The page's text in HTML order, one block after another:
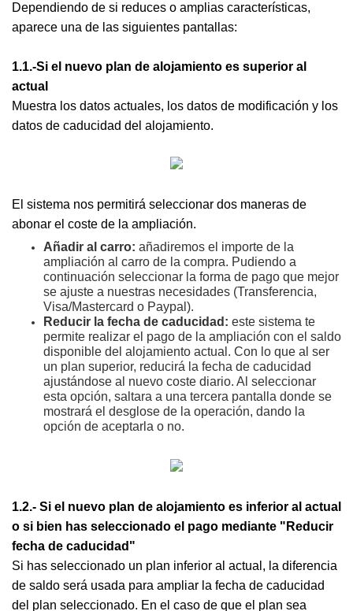
Dependiendo de si reduces o amplias características,
aparece una de las siguientes pantallas:
1.1.-Si el nuevo plan de alojamiento es superior al
actual
Muestra los datos actuales, los datos de modificación y los
datos de caducidad del alojamiento.
El sistema nos permitirá seleccionar dos maneras de
abonar el coste de la ampliación.
Añadir al carro: añadiremos el importe de la
ampliación al carro de la compra. Pudiendo a
continuación seleccionar la forma de pago que mejor
se ajuste a nuestras necesidades (Transferencia,
Visa/Mastercard o Paypal).
Reducir la fecha de caducidad: este sistema te
permite realizar el pago de la ampliación con el saldo
disponible del alojamiento actual. Con lo que al ser
un plan superior, reducirá la fecha de caducidad
ajustándose al nuevo coste diario. Al seleccionar
esta opción, saltara a una tercera pantalla donde se
mostrará el desglose de la operación, dando la
opción de aceptarla o no.
1.2.- Si el nuevo plan de alojamiento es inferior al actual
o si bien has seleccionado el pago mediante "Reducir
fecha de caducidad"
Si has seleccionado un plan inferior al actual, la diferencia
de saldo será usada para ampliar la fecha de caducidad
del plan seleccionado. En el caso de que el plan sea